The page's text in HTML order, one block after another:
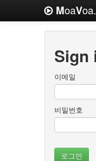
MoaV
Sign
이메일
비밀번호
로그인